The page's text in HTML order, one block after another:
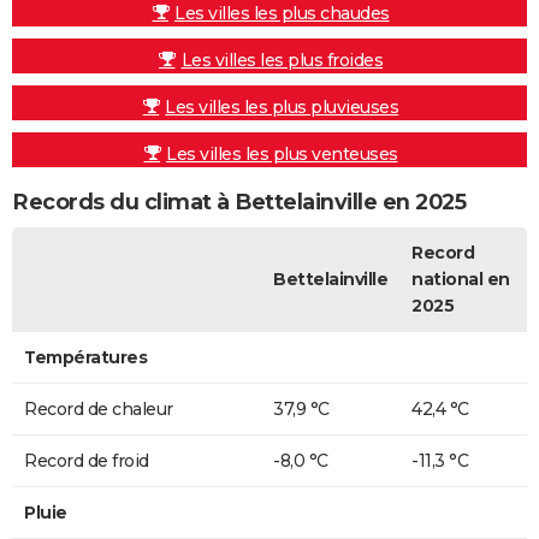
Les villes les plus chaudes
Les villes les plus froides
Les villes les plus pluvieuses
Les villes les plus venteuses
Records du climat à Bettelainville en 2025
Bettelainville
Record
national en
2025
Températures
Record de chaleur 37,9 °C 42,4 °C
Record de froid -8,0 °C -11,3 °C
Pluie